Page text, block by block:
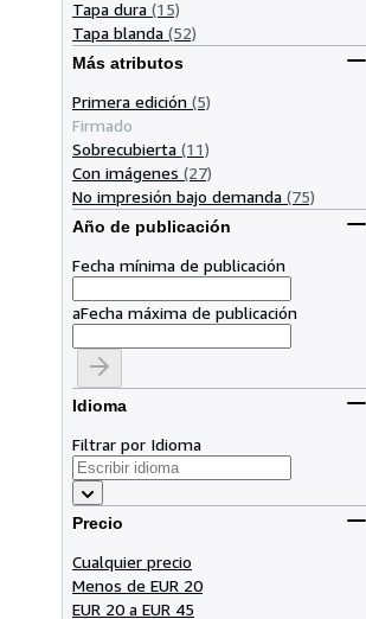
Tapa dura (15)
Tapa blanda (52)
Más atributos
Primera edición (5)
Firmado
Sobrecubierta (11)
Con imágenes (27)
No impresión bajo demanda (75)
Año de publicación
Fecha mínima de publicación
aFecha máxima de publicación
Idioma
Filtrar por Idioma
Precio
Cualquier precio
Menos de EUR 20
EUR 20 a EUR 45